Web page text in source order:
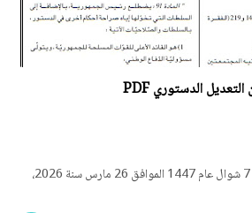
قانون رقم 26-04 مؤرخ في 7 شوال عام 1447 الموافق 26 مارس سنة 2026،